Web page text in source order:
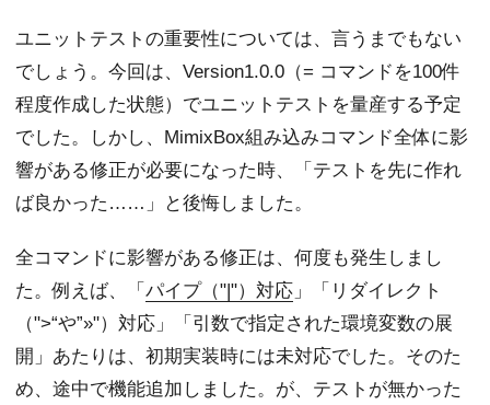
ユニットテストの重要性については、言うまでもない
でしょう。今回は、Version1.0.0（= コマンドを100件
程度作成した状態）でユニットテストを量産する予定
でした。しかし、MimixBox組み込みコマンド全体に影
響がある修正が必要になった時、「テストを先に作れ
ば良かった……」と後悔しました。
全コマンドに影響がある修正は、何度も発生しまし
た。例えば、「 パイプ（"|"）対応 」「リダイレクト
（">“や”»"）対応」「引数で指定された環境変数の展
開」あたりは、初期実装時には未対応でした。そのた
め、途中で機能追加しました。が、テストが無かった